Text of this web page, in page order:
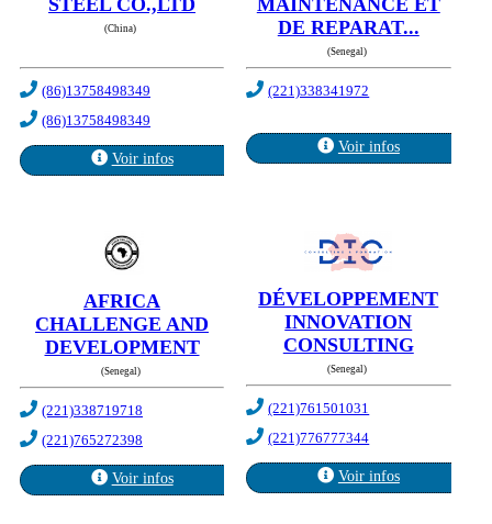
STEEL CO.,LTD
(China)
(86)13758498349
(86)13758498349
Voir infos
MAINTENANCE ET
DE REPARAT...
(Senegal)
(221)338341972
Voir infos
AFRICA
CHALLENGE AND
DEVELOPMENT
(Senegal)
(221)338719718
(221)765272398
Voir infos
DÉVELOPPEMENT
INNOVATION
CONSULTING
(Senegal)
(221)761501031
(221)776777344
Voir infos